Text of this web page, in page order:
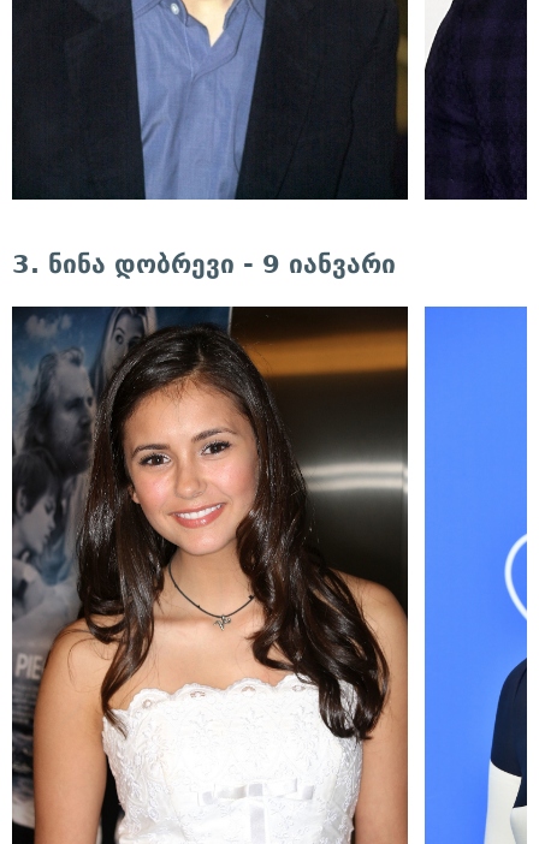
3. ნინა დობრევი - 9 იანვარი